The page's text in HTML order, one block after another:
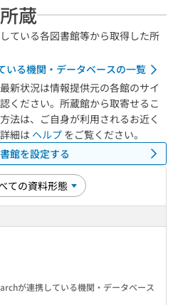
蔵
ている各図書館等から取得した所
いる機関・データベースの一覧
新状況は情報提供元の各館のサイ
ください。所蔵館から取寄せるこ
法は、ご自身が利用されるお近く
細は ヘルプ をご覧ください。
館を設定する
が連携している機関・データベース